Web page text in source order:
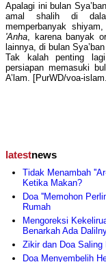
Apalagi ini bulan
amal shalih di
memperbanyak
'Anha, karena banyak
lainnya, di bulan
Tak kalah penting
persiapan memasuki
A’lam. [PurWD/voa-
latestnews
Tidak Menambah
Ketika Makan?
Doa ''Memohon
Rumah
Mengoreksi
Benarkah Ada
Zikir dan Doa Saling
Doa Menyembelih